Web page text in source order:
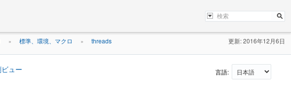
» 標準、環境、マクロ » threads 更新: 2016年12月6日
言語: